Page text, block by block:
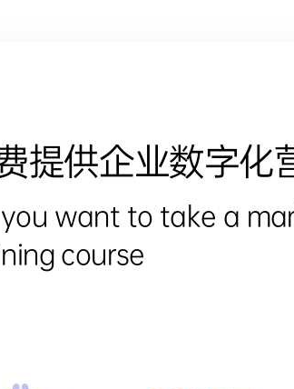
提供企业数字化
want to take a
course